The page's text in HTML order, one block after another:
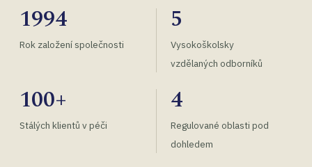
1994
Rok založení společnosti
5
Vysokoškolsky
vzdělaných odborníků
100+
Stálých klientů v péči
4
Regulované oblasti pod
dohledem